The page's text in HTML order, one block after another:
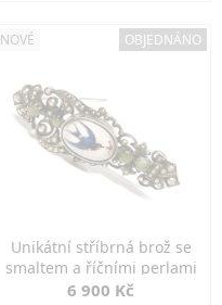
NOVÉ OBJEDNÁNO
Unikátní stříbrná brož se
smaltem a říčními perlami
6 900 Kč